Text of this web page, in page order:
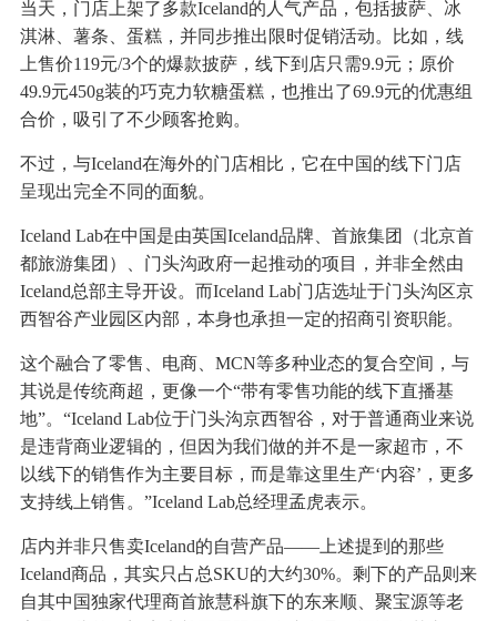
当天，门店上架了多款Iceland的人气产品，包括披萨、冰
淇淋、薯条、蛋糕，并同步推出限时促销活动。比如，线
上售价119元/3个的爆款披萨，线下到店只需9.9元；原价
49.9元450g装的巧克力软糖蛋糕，也推出了69.9元的优惠组
合价，吸引了不少顾客抢购。
不过，与Iceland在海外的门店相比，它在中国的线下门店
呈现出完全不同的面貌。
Iceland Lab在中国是由英国Iceland品牌、首旅集团（北京首
都旅游集团）、门头沟政府一起推动的项目，并非全然由
Iceland总部主导开设。而Iceland Lab门店选址于门头沟区京
西智谷产业园区内部，本身也承担一定的招商引资职能。
这个融合了零售、电商、MCN等多种业态的复合空间，与
其说是传统商超，更像一个“带有零售功能的线下直播基
地”。“Iceland Lab位于门头沟京西智谷，对于普通商业来说
是违背商业逻辑的，但因为我们做的并不是一家超市，不
以线下的销售作为主要目标，而是靠这里生产‘内容’，更多
支持线上销售。”Iceland Lab总经理孟虎表示。
店内并非只售卖Iceland的自营产品——上述提到的那些
Iceland商品，其实只占总SKU的大约30%。剩下的产品则来
自其中国独家代理商首旅慧科旗下的东来顺、聚宝源等老